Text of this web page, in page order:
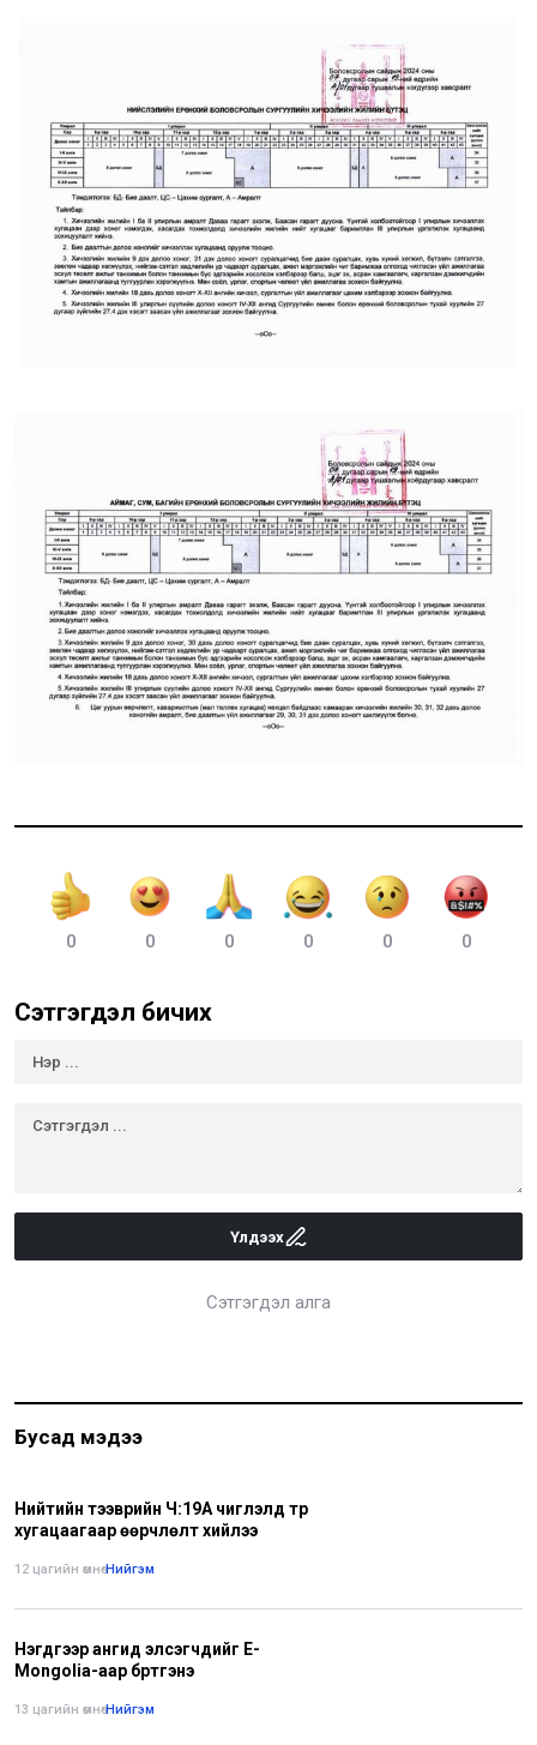
0 0 0 0 0 0
Сэтгэгдэл бичих
Үлдээх
Сэтгэгдэл алга
Бусад мэдээ
Нийтийн тээврийн Ч:19А чиглэлд түр
хугацаагаар өөрчлөлт хийлээ
12 цагийн өмнө•Нийгэм
Нэгдүгээр ангид элсэгчдийг E-
Mongolia-аар бүртгэнэ
13 цагийн өмнө•Нийгэм